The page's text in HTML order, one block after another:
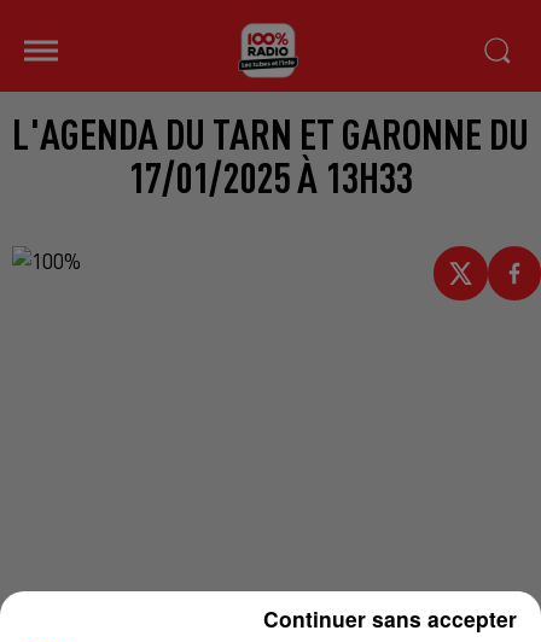
L'AGENDA DU TARN ET GARONNE DU
17/01/2025 À 13H33
Continuer sans accepter